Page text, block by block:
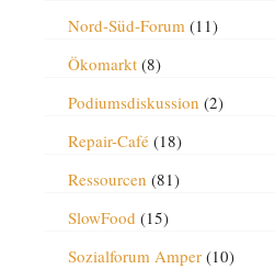
Nord-Süd-Forum(11)
Ökomarkt(8)
Podiumsdiskussion (2)
Repair-Café(18)
Ressourcen (81)
SlowFood (15)
Sozialforum Amper(10)